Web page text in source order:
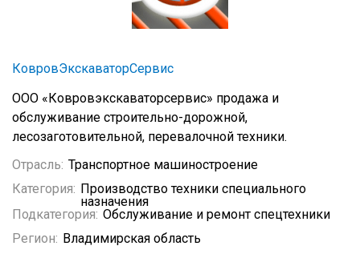
КовровЭкскаваторСервис
ООО «Ковровэкскаваторсервис» продажа и
обслуживание строительно-дорожной,
лесозаготовительной, перевалочной техники.
Отрасль: Транспортное машиностроение
Категория: Производство техники специального
назначения
Подкатегория: Обслуживание и ремонт спецтехники
Регион: Владимирская область